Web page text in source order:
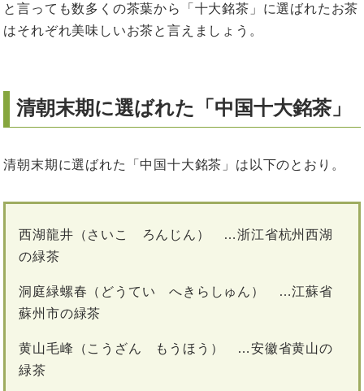
と言っても数多くの茶葉から「十大銘茶」に選ばれたお茶
はそれぞれ美味しいお茶と言えましょう。
清朝末期に選ばれた「中国十大銘茶」
清朝末期に選ばれた「中国十大銘茶」は以下のとおり。
西湖龍井（さいこ ろんじん） …浙江省杭州西湖
の緑茶
洞庭緑螺春（どうてい へきらしゅん） …江蘇省
蘇州市の緑茶
黄山毛峰（こうざん もうほう） …安徽省黄山の
緑茶